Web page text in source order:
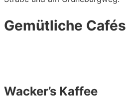
Gemütliche
Wacker’s Kaffee